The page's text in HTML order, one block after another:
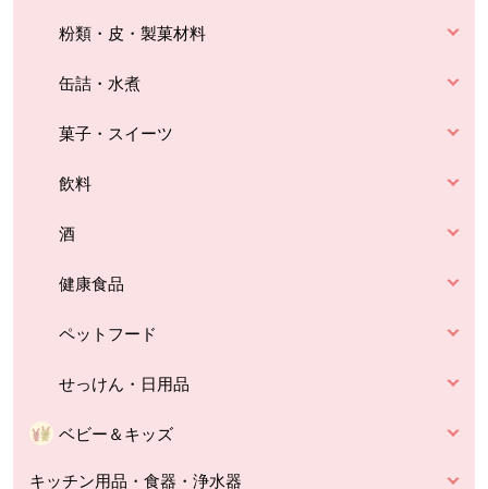
粉類・皮・製菓材料
缶詰・水煮
菓子・スイーツ
飲料
酒
健康食品
ペットフード
せっけん・日用品
ベビー＆キッズ
キッチン用品・食器・浄水器